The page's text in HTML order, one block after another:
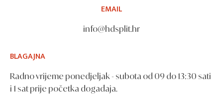
EMAIL
info@hdsplit.hr
BLAGAJNA
Radno vrijeme ponedjeljak - subota od 09 do 13:30 sati
i 1 sat prije početka događaja.